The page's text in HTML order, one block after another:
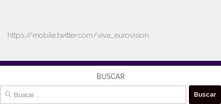
https://mobile.twitter.com/viva_eurovision
BUSCAR